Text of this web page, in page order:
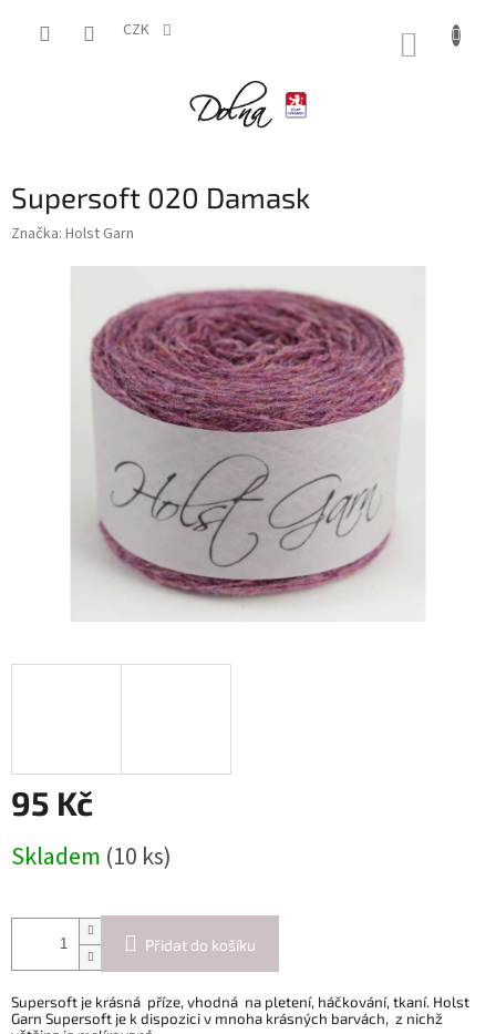
CZK
Supersoft 020 Damask
Značka: Holst Garn
95 Kč
cena:
Skladem (10 ks)
Přidat do košíku
Supersoft je krásná příze, vhodná na pletení, háčkování, tkaní. Holst
Garn Supersoft je k dispozici v mnoha krásných barvách, z nichž